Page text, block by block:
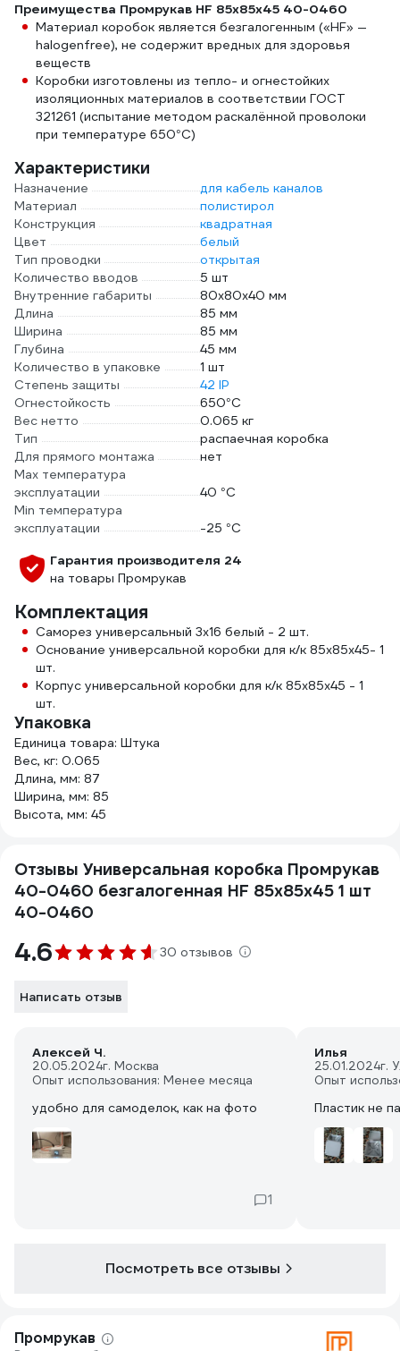
Преимущества Промрукав HF 85х85х45 40-0460
Материал коробок является безгалогенным («HF» —
halogenfree), не содержит вредных для здоровья
веществ
Коробки изготовлены из тепло- и огнестойких
изоляционных материалов в соответствии ГОСТ
321261 (испытание методом раскалённой проволоки
при температуре 650°С)
Характеристики
Назначение
для кабель каналов
Материал
полистирол
Конструкция
квадратная
Цвет
белый
Тип проводки
открытая
Количество вводов
5 шт
Внутренние габариты
80х80х40 мм
Длина
85 мм
Ширина
85 мм
Глубина
45 мм
Количество в упаковке
1 шт
Степень защиты
42 IP
Огнестойкость
650°C
Вес нетто
0.065 кг
Тип
распаечная коробка
Для прямого монтажа
нет
Max температура
эксплуатации
40 °С
Min температура
эксплуатации
-25 °С
Гарантия производителя 24
на товары Промрукав
Комплектация
Саморез универсальный 3х16 белый - 2 шт.
Основание универсальной коробки для к/к 85х85х45- 1
шт.
Корпус универсальной коробки для к/к 85х85х45 - 1
шт.
Упаковка
Единица товара: Штука
Вес, кг: 0.065
Длина, мм: 87
Ширина, мм: 85
Высота, мм: 45
Отзывы Универсальная коробка Промрукав
40-0460 безгалогенная HF 85х85х45 1 шт
40-0460
4.6 30 отзывов
Написать отзыв
Алексей Ч.
20.05.2024г. Москва
Опыт использования: Менее месяца
удобно для самоделок, как на фото
1
Илья
25.01.2024г.
Опыт
Пластик не
Посмотреть все отзывы
Промрукав